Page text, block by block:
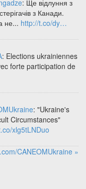
: Ще відлуння з
з Канади.
не... http://t.co/dy…
: Elections ukrainiennes
forte participation de
: "Ukraine's
Circumstances"
xlg5tLNDuo
CANEOMUkraine »